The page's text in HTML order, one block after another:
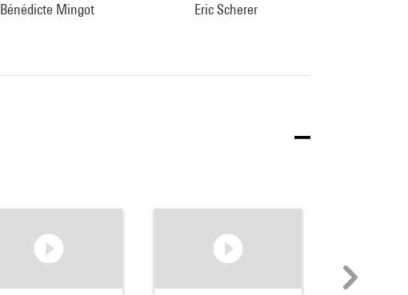
Bénédicte Mingot Eric Scherer